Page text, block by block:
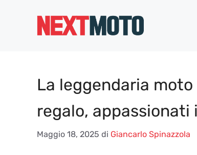
La leggendaria
regalo, appassionati
Maggio 18, 2025 di Giancarlo Spinazzola